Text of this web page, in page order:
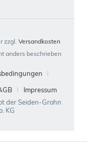
zzgl. Versandkosten
anders beschrieben
Impressum
der Seiden-Grohn
KG